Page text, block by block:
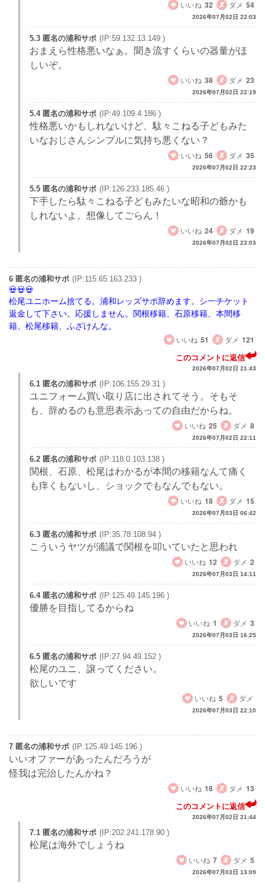
いいね 32 ダメ 54
2026年07月02日 22:03
5.3 匿名の浦和サポ (IP:59.132.13.149 )
おまえら性格悪いなぁ。聞き流すくらいの器量がほ
しいぞ。
いいね 38 ダメ 23
2026年07月02日 22:19
5.4 匿名の浦和サポ (IP:49.109.4.186 )
性格悪いかもしれないけど、駄々こねる子どもみた
いなおじさんシンプルに気持ち悪くない？
いいね 56 ダメ 35
2026年07月02日 22:23
5.5 匿名の浦和サポ (IP:126.233.185.46 )
下手したら駄々こねる子どもみたいな昭和の爺かも
しれないよ。想像してごらん！
いいね 24 ダメ 19
2026年07月02日 23:03
6 匿名の浦和サポ (IP:115.65.163.233 )
松尾ユニホーム捨てる。浦和レッズサポ辞めます。シ一チケット
返金して下さい。応援しません。関根移籍、石原移籍、本間移
籍、松尾移籍、ふざけんな。
いいね 51 ダメ 121
このコメントに返信
2026年07月02日 21:43
6.1 匿名の浦和サポ (IP:106.155.29.31 )
ユニフォーム買い取り店に出されてそう。そもそ
も、辞めるのも意思表示あっての自由だからね。
いいね 25 ダメ 8
2026年07月02日 22:11
6.2 匿名の浦和サポ (IP:118.0.103.138 )
関根、石原、松尾はわかるが本間の移籍なんて痛く
も痒くもないし、ショックでもなんでもない。
いいね 18 ダメ 15
2026年07月03日 06:42
6.3 匿名の浦和サポ (IP:35.78.108.94 )
こういうヤツが浦議で関根を叩いていたと思われ
いいね 12 ダメ 2
2026年07月03日 14:11
6.4 匿名の浦和サポ (IP:125.49.145.196 )
優勝を目指してるからね
いいね 1 ダメ 3
2026年07月03日 16:25
6.5 匿名の浦和サポ (IP:27.94.49.152 )
松尾のユニ、譲ってください。
欲しいです
いいね 5 ダメ
2026年07月03日 22:10
7 匿名の浦和サポ (IP:125.49.145.196 )
いいオファーがあったんだろうが
怪我は完治したんかね？
いいね 18 ダメ 13
このコメントに返信
2026年07月02日 21:44
7.1 匿名の浦和サポ (IP:202.241.178.90 )
松尾は海外でしょうね
いいね 7 ダメ 5
2026年07月03日 13:09